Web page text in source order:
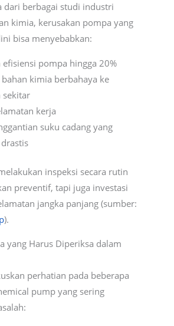
dari berbagai studi industri
kimia, kerusakan pompa yang
bisa menyebabkan:
efisiensi pompa hingga 20%
kimia berbahaya ke
sekitar
kerja
suku cadang yang
inspeksi secara rutin
preventif, tapi juga investasi
jangka panjang (sumber:
).
yang Harus Diperiksa dalam
perhatian pada beberapa
pump yang sering